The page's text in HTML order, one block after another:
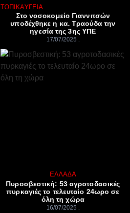
ΤΟΠΙΚΆΥΓΕΊΑ
Στο νοσοκομείο Γιαννιτσών
υποδέχθηκε η κα. Τραούδα την
ηγεσία της 3ης ΥΠΕ
17/07/2025
ΕΛΛΆΔΑ
Πυροσβεστική: 53 αγροτοδασικές
πυρκαγιές το τελευταίο 24ωρο σε
όλη τη χώρα
16/07/2025